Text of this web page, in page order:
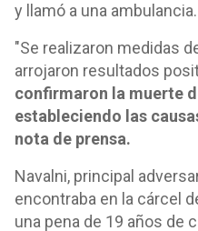
y llamó a una ambulancia.
"Se realizaron medidas
arrojaron resultados
confirmaron la muerte
estableciendo las
nota de prensa.
Navalni, principal
encontraba en la cárcel
una pena de 19 años de